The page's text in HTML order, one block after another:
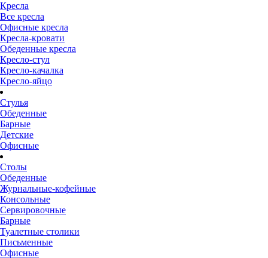
Кресла
Все кресла
Офисные кресла
Кресла-кровати
Обеденные кресла
Кресло-стул
Кресло-качалка
Кресло-яйцо
Стулья
Обеденные
Барные
Детские
Офисные
Столы
Обеденные
Журнальные-кофейные
Консольные
Сервировочные
Барные
Туалетные столики
Письменные
Офисные